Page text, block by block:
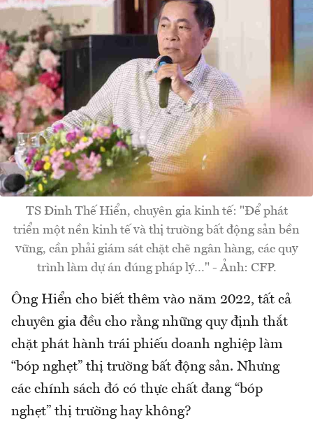
TS Đinh Thế Hiển, chuyên gia kinh tế: "Để phát
triển một nền kinh tế và thị trường bất động sản bền
vững, cần phải giám sát chặt chẽ ngân hàng, các quy
trình làm dự án đúng pháp lý…" - Ảnh: CFP.
Ông Hiển cho biết thêm vào năm 2022, tất cả
chuyên gia đều cho rằng những quy định thắt
chặt phát hành trái phiếu doanh nghiệp làm
“bóp nghẹt” thị trường bất động sản. Nhưng
các chính sách đó có thực chất đang “bóp
nghẹt” thị trường hay không?